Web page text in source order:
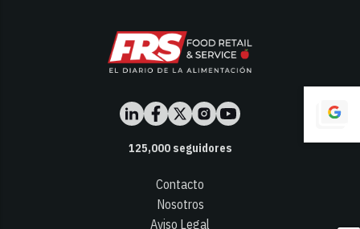
125,000seguidores
Contacto
Nosotros
Aviso Legal